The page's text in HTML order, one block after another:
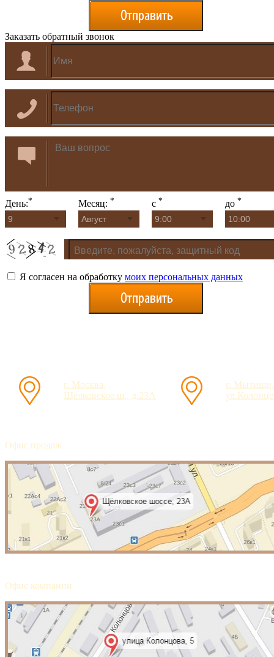
Заказать обратный звонок
День:* Месяц: * с * до *
Я согласен на обработку моих персональных данных
г. Москва,
Щелковское ш., д.23А
г. Мытищи,
Офис продаж
Офис компании